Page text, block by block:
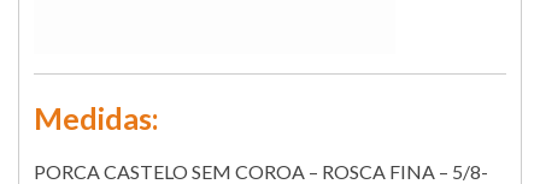
Medidas:
PORCA CASTELO SEM COROA – ROSCA FINA – 5/8-